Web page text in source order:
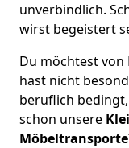
unverbindlich.
wirst begeistert
Du möchtest von
hast nicht
beruflich
schon unsere
Möbeltransporte